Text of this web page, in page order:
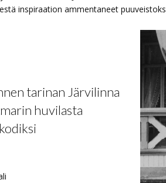
inspiraation ammentaneet
tarinan Järvilinna
huvilasta